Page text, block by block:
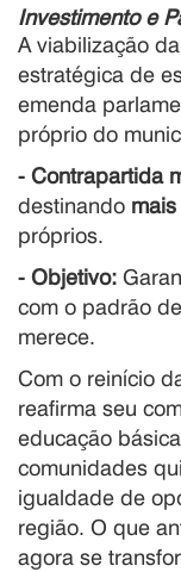
Investimento e
A viabilização
estratégica de
emenda
próprio do
- Contrapartida
destinando
próprios.
- Objetivo:
com o padrão
merece.
Com o reinício
reafirma seu
educação
comunidades
igualdade de
região. O que
agora se